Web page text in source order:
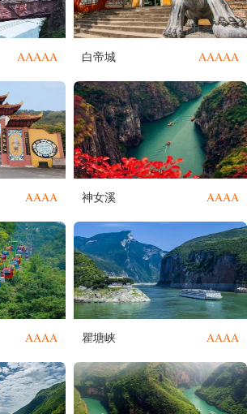
AAAAA 白帝城 AAAAA
AAAA 神女溪 AAAA
AAAA 瞿塘峡 AAAA